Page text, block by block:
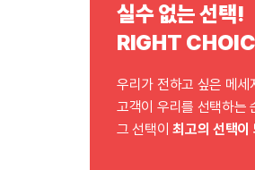
실수 없는 선택!
RIGHT
우리가 전하고 싶은 메세
고객이 우리를 선택하는
그 선택이최고의 선택이